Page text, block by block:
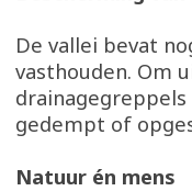
De vallei bevat
vasthouden. Om
gedempt of
Natuur én mens